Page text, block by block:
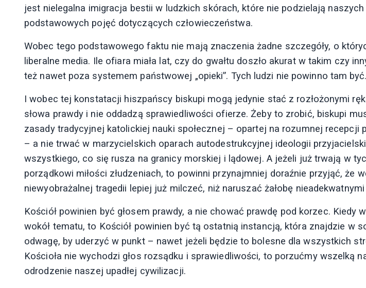
jest nielegalna imigracja bestii w ludzkich skórach, które nie podzielają
podstawowych pojęć dotyczących człowieczeństwa.
Wobec tego podstawowego faktu nie mają znaczenia żadne szczegóły, o
liberalne media. Ile ofiara miała lat, czy do gwałtu doszło akurat w takim czy
też nawet poza systemem państwowej „opieki”. Tych ludzi nie powinno tam
I wobec tej konstatacji hiszpańscy biskupi mogą jedynie stać z rozłożonymi
słowa prawdy i nie oddadzą sprawiedliwości ofierze. Żeby to zrobić, biskupi
zasady tradycyjnej katolickiej nauki społecznej – opartej na rozumnej recepcji
– a nie trwać w marzycielskich oparach autodestrukcyjnej ideologii
wszystkiego, co się rusza na granicy morskiej i lądowej. A jeżeli już trwają w
porządkowi miłości złudzeniach, to powinni przynajmniej doraźnie przyjąć, że
niewyobrażalnej tragedii lepiej już milczeć, niż naruszać żałobę
Kościół powinien być głosem prawdy, a nie chować prawdę pod korzec. Kiedy
wokół tematu, to Kościół powinien być tą ostatnią instancją, która znajdzie w
odwagę, by uderzyć w punkt – nawet jeżeli będzie to bolesne dla wszystkich
Kościoła nie wychodzi głos rozsądku i sprawiedliwości, to porzućmy wszelką
odrodzenie naszej upadłej cywilizacji.